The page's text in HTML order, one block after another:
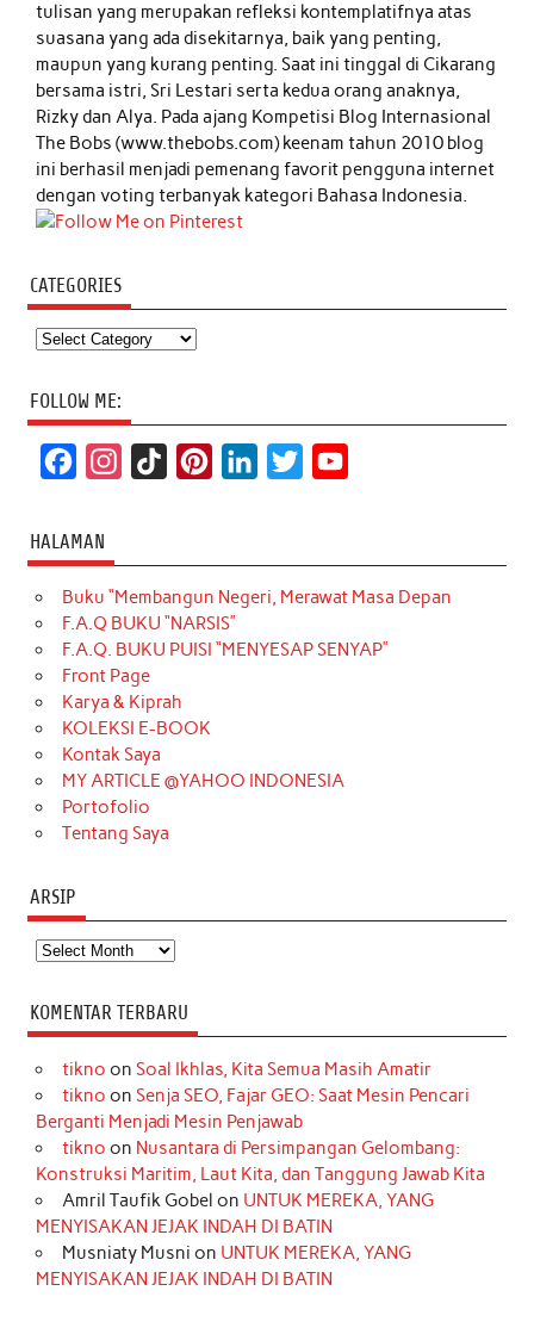
tulisan yang merupakan refleksi kontemplatifnya atas
suasana yang ada disekitarnya, baik yang penting,
maupun yang kurang penting. Saat ini tinggal di Cikarang
bersama istri, Sri Lestari serta kedua orang anaknya,
Rizky dan Alya. Pada ajang Kompetisi Blog Internasional
The Bobs (www.thebobs.com) keenam tahun 2010 blog
ini berhasil menjadi pemenang favorit pengguna internet
dengan voting terbanyak kategori Bahasa Indonesia.
CATEGORIES
Categories
FOLLOW ME:
c
e
b
o
o
k
t
a
g
r
a
m
T
o
k
t
e
r
k
e
d
t
t
e
T
u
b
HALAMAN
Buku “Membangun Negeri, Merawat Masa Depan
F.A.Q BUKU “NARSIS”
F.A.Q. BUKU PUISI “MENYESAP SENYAP”
Front Page
Karya & Kiprah
KOLEKSI E-BOOK
Kontak Saya
MY ARTICLE @YAHOO INDONESIA
Portofolio
Tentang Saya
ARSIP
Arsip
KOMENTAR TERBARU
tikno on Soal Ikhlas, Kita Semua Masih Amatir
tikno on Senja SEO, Fajar GEO: Saat Mesin Pencari
Berganti Menjadi Mesin Penjawab
tikno on Nusantara di Persimpangan Gelombang:
Konstruksi Maritim, Laut Kita, dan Tanggung Jawab Kita
Amril Taufik Gobel on UNTUK MEREKA, YANG
MENYISAKAN JEJAK INDAH DI BATIN
Musniaty Musni on UNTUK MEREKA, YANG
MENYISAKAN JEJAK INDAH DI BATIN